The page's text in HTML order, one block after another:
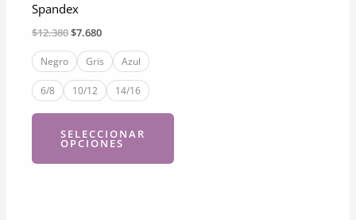
Spandex
$12.380El
original
era:
$12.380.
$7.680El
actual
es:
$7.680.
Negro Gris Azul
6/8 10/12 14/16
SELECCIONAR
OPCIONES